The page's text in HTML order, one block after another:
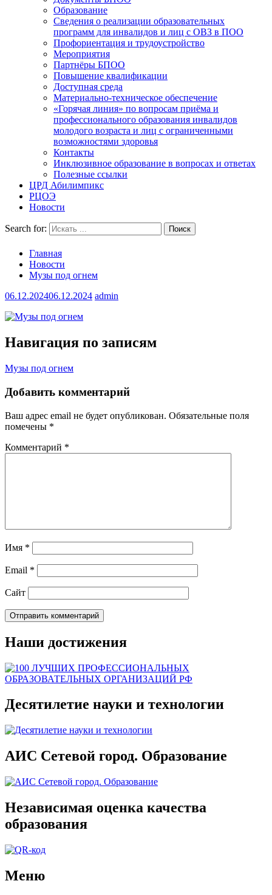
Образование
Сведения о реализации образовательных
программ для инвалидов и лиц с ОВЗ в ПОО
Профориентация и трудоустройство
Мероприятия
Партнёры БПОО
Повышение квалификации
Доступная среда
Материально-техническое обеспечение
«Горячая линия» по вопросам приёма и
профессионального образования инвалидов
молодого возраста и лиц с ограниченными
возможностями здоровья
Контакты
Инклюзивное образование в вопросах и ответах
Полезные ссылки
ЦРД Абилимпикс
РЦОЭ
Новости
Search for:
Главная
Новости
Музы под огнем
06.12.202406.12.2024 admin
Навигация по записям
Музы под огнем
Добавить комментарий
Ваш адрес email не будет опубликован. Обязательные поля
помечены *
Комментарий *
Имя *
Email *
Сайт
Наши достижения
Десятилетие науки и технологии
АИС Сетевой город. Образование
Независимая оценка качества
образования
Меню